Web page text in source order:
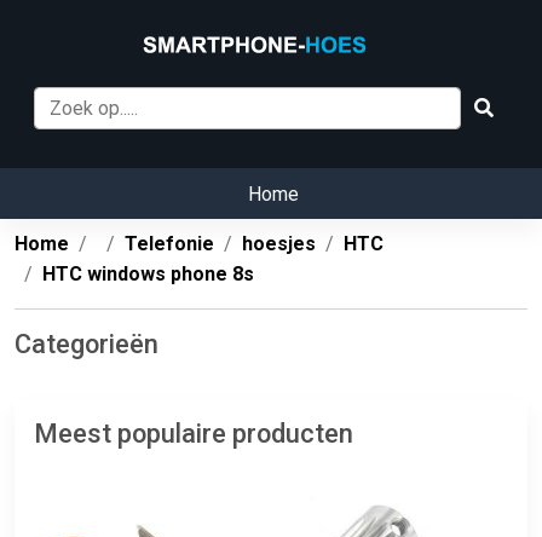
Home
Home Telefonie hoesjes
HTC
HTC windows phone 8s
Categorieën
Meest populaire producten